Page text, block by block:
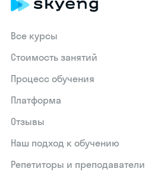
Все курсы
Стоимость занятий
Процесс обучения
Платформа
Отзывы
Наш подход к обучению
Репетиторы и преподаватели